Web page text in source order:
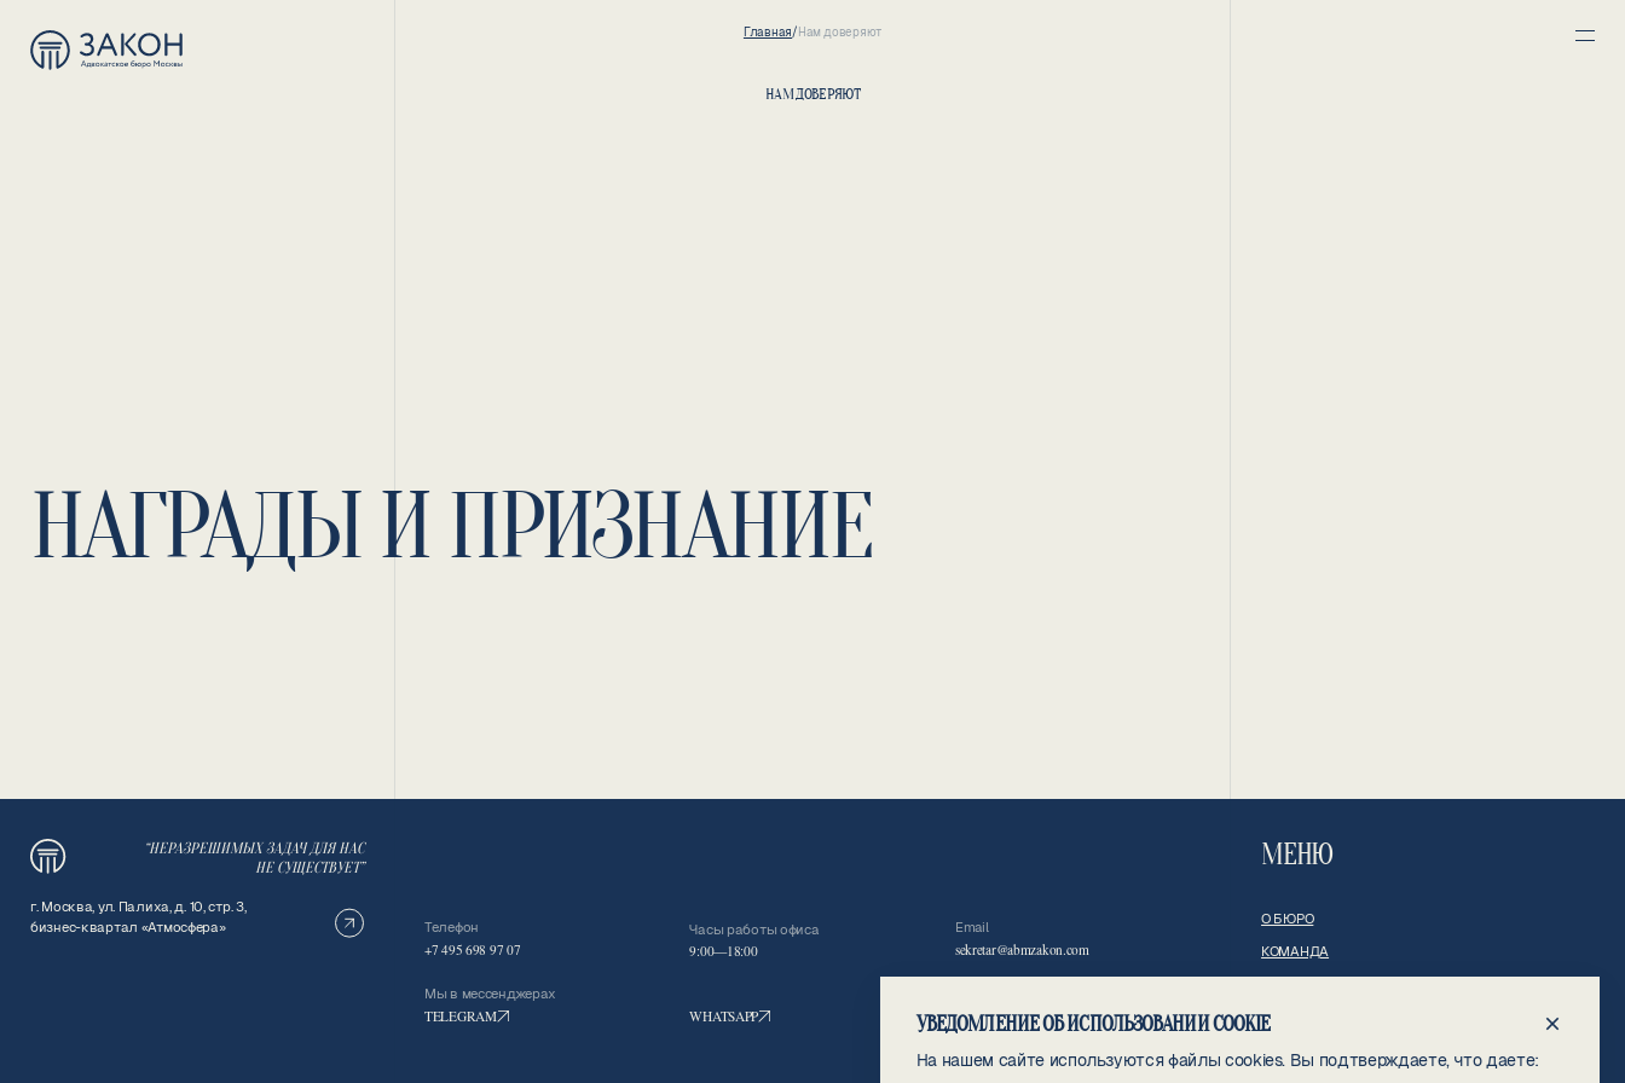
Главная/ Нам доверяют
НАМ ДОВЕРЯЮТ
НАГРАДЫ И ПРИЗНАНИЕ
“НЕРАЗРЕШИМЫХ ЗАДАЧ ДЛЯ НАС
НЕ СУЩЕСТВУЕТ”
г. Москва, ул. Палиха, д. 10, стр. 3,
бизнес-квартал «Атмосфера»
Телефон
+7 495 698 97 07
Часы работы офиса
9:00—18:00
Email
sekretar@abmzakon.com
Мы в мессенджерах
TELEGRAM WHATSAPP МАКС
МЕНЮ
О БЮРО
КОМАНДА
КЕЙСЫ
УВЕДОМЛЕНИЕ ОБ ИСПОЛЬЗОВАНИИ COOKIE
На нашем сайте используются файлы cookies. Вы подтверждаете, что даете: